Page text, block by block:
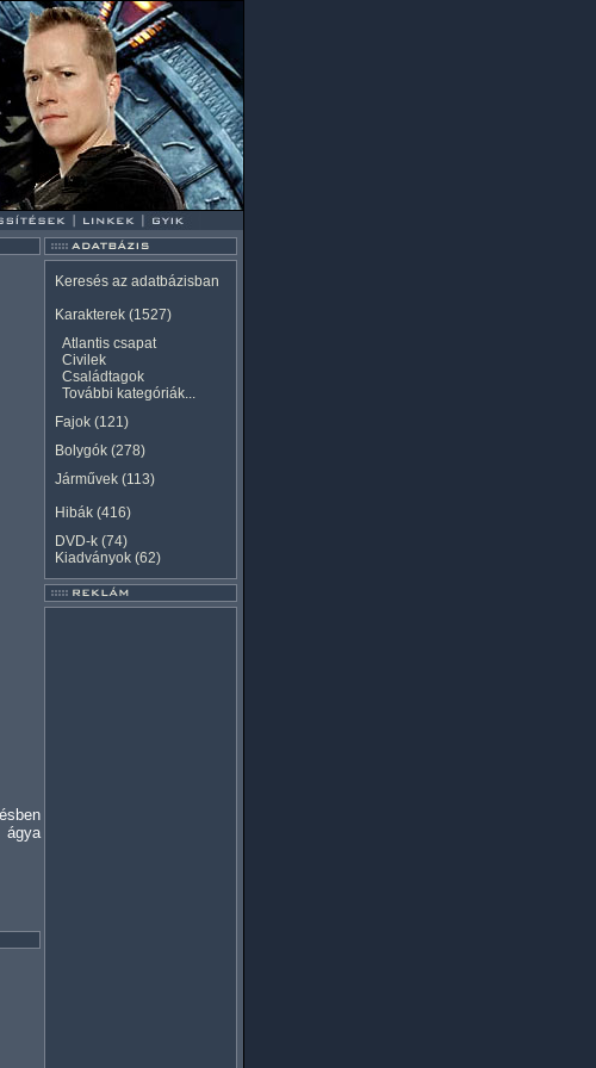
Keresés az adatbázisban
Karakterek (1527)
Atlantis csapat
Civilek
Családtagok
További kategóriák...
Fajok (121)
Bolygók (278)
Járművek (113)
Hibák (416)
DVD-k (74)
Kiadványok (62)